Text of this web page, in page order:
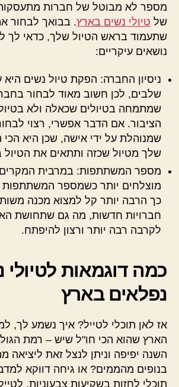
מספר לא מבוטל של חברות מתעסקות
של טיולי נשים בארץ. בבואך לבחור
שתעמוד בראש הטיול שלך, כדאי לך
נושאים עיקריים:
ניסיון החברה: הפקת טיול נשים היא
שלבים, לכן חשוב מאוד לבחור
שמתמחה בטיולים שכאלה ולא
הציבור. אם הדבר אפשרי, רצוי
שמנוהלת על ידי אישה, שכן היא הכי
שלך מטיול שכזה ותתאים את הטיול
מספר המשתתפות: במרבית המקרים,
כך הרבה יותר קל למצוא מכנה משותף
חברויות חדשות, מה גם שתחושת
לקרבה רבה יותר ורצון להיפתח.
כמה דוגמאות לטיולי
נפלאים בארץ
אז לאן תוכלי לטייל? איך נשמע לך,
הארץ שהוא הכי חו"ל שיש – רמת
השנה יפיפה וניתן לנצל זאת ליציאה
בנופים מהממים? או גיחה דווקא
תוכלי לחזות בשקיעות צבעוניות,